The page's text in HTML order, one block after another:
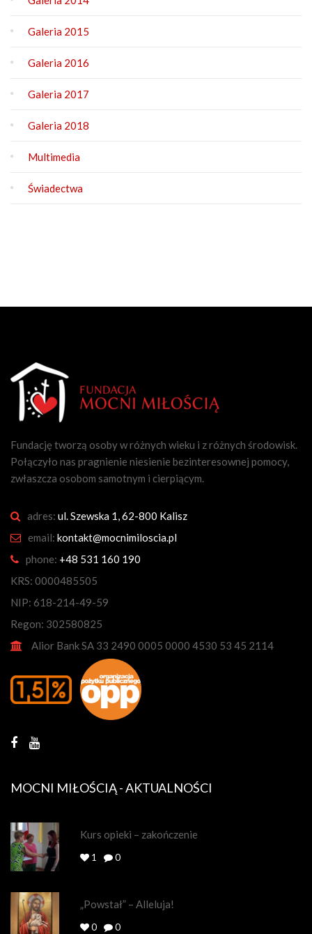
Galeria 2015
Galeria 2016
Galeria 2017
Galeria 2018
Multimedia
Świadectwa
Fundację tworzą osoby w różnych wieku i z różnych środowisk.
Połączyło nas pragnienie niesienie bezinteresownej pomocy,
zwłaszcza osobom samotnym i cierpiącym.
adres: ul. Szewska 1, 62-800 Kalisz
email: kontakt@mocnimiloscia.pl
phone: +48 531 160 190
KRS: 0000485505
NIP: 618-214-49-59
Regon: 302580825
Alior Bank SA 33 2490 0005 0000 4530 53 45 2114
MOCNI MIŁOŚCIĄ - AKTUALNOŚCI
Kurs opieki – zakończenie
1 0
„Powstał” – Alleluja!
0 0